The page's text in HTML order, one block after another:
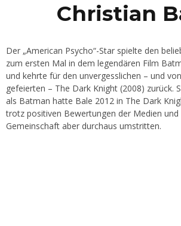
Christian
Der „American Psycho“-Star spielte den
zum ersten Mal in dem legendären Film
und kehrte für den unvergesslichen – und
gefeierten – The Dark Knight (2008) zurück.
als Batman hatte Bale 2012 in The Dark
trotz positiven Bewertungen der Medien und
Gemeinschaft aber durchaus umstritten.